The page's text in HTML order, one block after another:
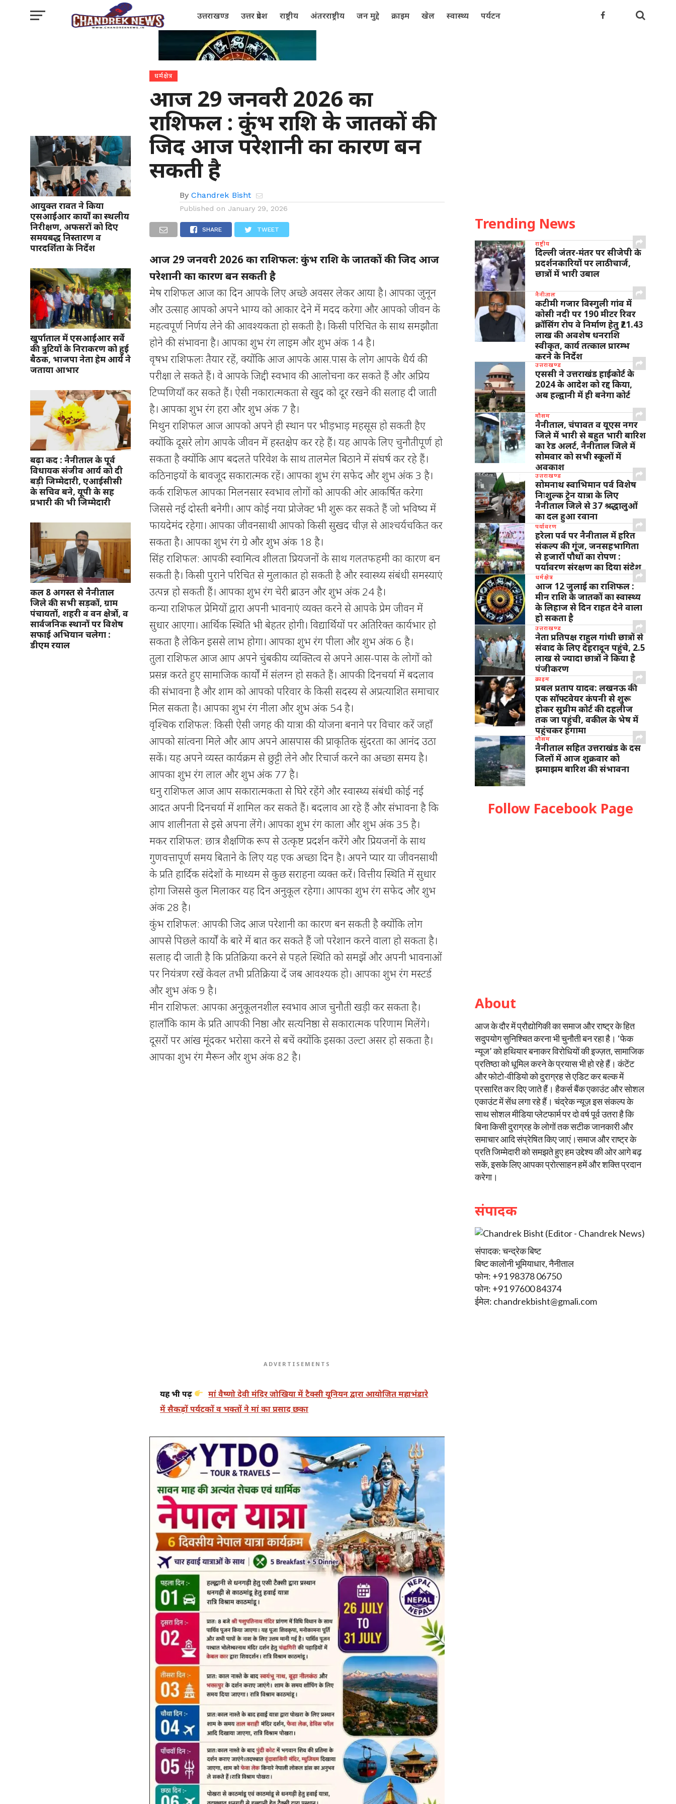
उत्तराखण्ड उत्तर प्रदेश राष्ट्रीय अंतरराष्ट्रीय जन मुद्दे क्राइम खेल स्वास्थ्य पर्यटन
आयुक्त रावत ने किया
एसआईआर कार्यों का स्थलीय
निरीक्षण, अफसरों को दिए
समयबद्ध निस्तारण व
पारदर्शिता के निर्देश
खुर्पाताल में एसआईआर सर्वे
की त्रुटियों के निराकरण को हुई
बैठक, भाजपा नेता हेम आर्य ने
जताया आभार
बढ़ा कद : नैनीताल के पूर्व
विधायक संजीव आर्य को दी
बड़ी जिम्मेदारी, एआईसीसी
के सचिव बने, यूपी के सह
प्रभारी की भी जिम्मेदारी
कल 8 अगस्त से नैनीताल
जिले की सभी सड़कों, ग्राम
पंचायतों, शहरी व वन क्षेत्रों, व
सार्वजनिक स्थानों पर विशेष
सफाई अभियान चलेगा :
डीएम रयाल
धर्मक्षेत्र
आज 29 जनवरी 2026 का
राशिफल : कुंभ राशि के जातकों की
जिद आज परेशानी का कारण बन
सकती है
By Chandrek Bisht
Published on January 29, 2026
SHARE TWEET
आज 29 जनवरी 2026 का राशिफल: कुंभ राशि के जातकों की जिद आज
परेशानी का कारण बन सकती है
मेष राशिफल आज का दिन आपके लिए अच्छे अवसर लेकर आया है। आपका जुनून
और उत्साह आपको अपने भाग्य को आकार देने में मदद करेगा और आपको जीवन के
महत्वपूर्ण निर्णय लेने की आवश्यकता हो सकती है। किसी परिचित के साथ समझौता
होने की संभावना है। आपका शुभ रंग लाइम और शुभ अंक 14 है।
वृषभ राशिफलः तैयार रहें, क्योंकि आज आपके आस.पास के लोग आपके धैर्य की
परीक्षा ले सकते हैं। वे आपके जिद्दी स्वभाव की आलोचना कर सकते हैं और अप्रिय
टिप्पणियाँ कर सकते हैं। ऐसी नकारात्मकता से खुद को दूर रखने की सलाह दी जाती
है। आपका शुभ रंग हरा और शुभ अंक 7 है।
मिथुन राशिफल आज आपको अपने ही स्थान पर भीड़भाड़ महसूस हो सकती हैए
क्योंकि दूसरे लोग आपके जीवन में हस्तक्षेप कर रहे हैं। यह आपके लिए चुनौतीपूर्ण हो
सकता है क्योंकि आप बदलते परिवेश के साथ तालमेल बिठाने में संघर्ष कर रहे हैं।
कठिनाइयों के बावजूद सकारात्मक रहें। आपका शुभ रंग सफेद और शुभ अंक 3 है।
कर्क राशिफल आपका मिलनसार स्वभाव लोगों को आपकी ओर आकर्षित करेगा
जिससे नई दोस्ती बनेगी। आप कोई नया प्रोजेक्ट भी शुरू कर सकते हैं जो भविष्य में
फायदेमंद रहेगा। आपका जीवनसाथी आपको किसी सुखद चीज़ से आश्चर्यचकित कर
सकता है। आपका शुभ रंग ग्रे और शुभ अंक 18 है।
सिंह राशिफल: आपकी स्वामित्व शीलता प्रियजनों के साथ गलतफहमी का कारण बन
सकती है। किसी पुराने परिचित से मुलाकात हो सकती है और स्वास्थ्य संबंधी समस्याएं
उत्पन्न हो सकती हैं। आपका शुभ रंग चेरी ब्राउन और शुभ अंक 24 है।
कन्या राशिफल प्रेमियों द्वारा अपनी भावनाएं व्यक्त करने से आपके प्रेम जीवन में
सुधार आएगा। आर्थिक स्थिति भी बेहतर होगी। विद्यार्थियों पर अतिरिक्त कार्यभार हो
सकता है लेकिन इससे लाभ होगा। आपका शुभ रंग पीला और शुभ अंक 6 है।
तुला राशिफल आज आप अपने चुंबकीय व्यक्तित्व से अपने आस-पास के लोगों को
प्रसन्न करते हुए सामाजिक कार्यों में संलग्न हो सकते हैं। आपकी दिनचर्या में बदलाव
की संभावना है और शाम को आपको परिवार के किसी सदस्य से अप्रत्याशित समाचार
मिल सकता है। आपका शुभ रंग नीला और शुभ अंक 54 है।
वृश्चिक राशिफल: किसी ऐसी जगह की यात्रा की योजना बनाने पर विचार करें जहाँ
आपको सांत्वना मिले और आप अपने आसपास की प्राकृतिक सुंदरता का आनंद उठा
सकें। यह अपने व्यस्त कार्यक्रम से छुट्टी लेने और रिचार्ज करने का अच्छा समय है।
आपका शुभ रंग लाल और शुभ अंक 77 है।
धनु राशिफल आज आप सकारात्मकता से घिरे रहेंगे और स्वास्थ्य संबंधी कोई नई
आदत अपनी दिनचर्या में शामिल कर सकते हैं। बदलाव आ रहे हैं और संभावना है कि
आप शालीनता से इसे अपना लेंगे। आपका शुभ रंग काला और शुभ अंक 35 है।
मकर राशिफल: छात्र शैक्षणिक रूप से उत्कृष्ट प्रदर्शन करेंगे और प्रियजनों के साथ
गुणवत्तापूर्ण समय बिताने के लिए यह एक अच्छा दिन है। अपने प्यार या जीवनसाथी
के प्रति हार्दिक संदेशों के माध्यम से कुछ सराहना व्यक्त करें। वित्तीय स्थिति में सुधार
होगा जिससे कुल मिलाकर यह दिन अनुकूल रहेगा। आपका शुभ रंग सफेद और शुभ
अंक 28 है।
कुंभ राशिफल: आपकी जिद आज परेशानी का कारण बन सकती है क्योंकि लोग
आपसे पिछले कार्यों के बारे में बात कर सकते हैं जो परेशान करने वाला हो सकता है।
सलाह दी जाती है कि प्रतिक्रिया करने से पहले स्थिति को समझें और अपनी भावनाओं
पर नियंत्रण रखें केवल तभी प्रतिक्रिया दें जब आवश्यक हो। आपका शुभ रंग मस्टर्ड
और शुभ अंक 9 है।
मीन राशिफल: आपका अनुकूलनशील स्वभाव आज चुनौती खड़ी कर सकता है।
हालाँकि काम के प्रति आपकी निष्ठा और सत्यनिष्ठा से सकारात्मक परिणाम मिलेंगे।
दूसरों पर आंख मूंदकर भरोसा करने से बचें क्योंकि इसका उल्टा असर हो सकता है।
आपका शुभ रंग मैरून और शुभ अंक 82 है।
ADVERTISEMENTS
यह भी पढ़ें
मां वैष्णो देवी मंदिर जोखिया में टैक्सी यूनियन द्वारा आयोजित महाभंडारे
में सैकड़ों पर्यटकों व भक्तों ने मां का प्रसाद छका
Trending News
राष्ट्रीय
दिल्ली जंतर-मंतर पर सीजेपी के
प्रदर्शनकारियों पर लाठीचार्ज,
छात्रों में भारी उबाल
नैनीताल
कटीमी गजार विस्गुली गांव में
कोसी नदी पर 190 मीटर रिवर
क्रॉसिंग रोप वे निर्माण हेतु ₹21.43
लाख की अवशेष धनराशि
स्वीकृत, कार्य तत्काल प्रारम्भ
करने के निर्देश
उत्तराखण्ड
एससी ने उत्तराखंड हाईकोर्ट के
2024 के आदेश को रद्द किया,
अब हल्द्वानी में ही बनेगा कोर्ट
मौसम
नैनीताल, चंपावत व यूएस नगर
जिले में भारी से बहुत भारी बारिश
का रेड अलर्ट, नैनीताल जिले में
सोमवार को सभी स्कूलों में
अवकाश
उत्तराखण्ड
सोमनाथ स्वाभिमान पर्व विशेष
निःशुल्क ट्रेन यात्रा के लिए
नैनीताल जिले से 37 श्रद्धालुओं
का दल हुआ रवाना
पर्यावरण
हरेला पर्व पर नैनीताल में हरित
संकल्प की गूंज, जनसहभागिता
से हजारों पौधों का रोपण :
पर्यावरण संरक्षण का दिया संदेश
धर्मक्षेत्र
आज 12 जुलाई का राशिफल :
मीन राशि के जातकों का स्वास्थ्य
के लिहाज से दिन राहत देने वाला
हो सकता है
उत्तराखण्ड
नेता प्रतिपक्ष राहुल गांधी छात्रों से
संवाद के लिए देहरादून पहुंचे, 2.5
लाख से ज्यादा छात्रों ने किया है
पंजीकरण
क्राइम
प्रबल प्रताप यादव: लखनऊ की
एक सॉफ्टवेयर कंपनी से शुरू
होकर सुप्रीम कोर्ट की दहलीज
तक जा पहुंची, वकील के भेष में
पहुंचकर हंगामा
मौसम
नैनीताल सहित उत्तराखंड के दस
जिलों में आज शुक्रवार को
झमाझम बारिश की संभावना
Follow Facebook Page
About
आज के दौर में प्रौद्योगिकी का समाज और राष्ट्र के हित
सदुपयोग सुनिश्चित करना भी चुनौती बन रहा है। ‘फेक
न्यूज’ को हथियार बनाकर विरोधियों की इज्ज़त, सामाजिक
प्रतिष्ठा को धूमिल करने के प्रयास भी हो रहे हैं। कंटेंट
और फोटो-वीडियो को दुराग्रह से एडिट कर बल्क में
प्रसारित कर दिए जाते हैं। हैकर्स बैंक एकाउंट और सोशल
एकाउंट में सेंध लगा रहे हैं। चंद्रेक न्यूज़ इस संकल्प के
साथ सोशल मीडिया प्लेटफार्म पर दो वर्ष पूर्व उतरा है कि
बिना किसी दुराग्रह के लोगों तक सटीक जानकारी और
समाचार आदि संप्रेषित किए जाएं।समाज और राष्ट्र के
प्रति जिम्मेदारी को समझते हुए हम उद्देश्य की ओर आगे बढ़
सकें, इसके लिए आपका प्रोत्साहन हमें और शक्ति प्रदान
करेगा।
संपादक
संपादक: चन्द्रेक बिष्ट
बिष्ट कालोनी भूमियाधार, नैनीताल
फोन: +91 98378 06750
फोन: +91 97600 84374
ईमेल: chandrekbisht@gmali.com